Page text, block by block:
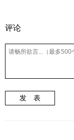
评论
发 表